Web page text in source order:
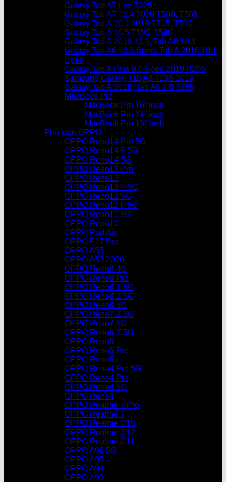
Galaxy Tab A7 Lite T225
Galaxy Tab A7 10.4 2020 T500, T505
Galaxy Tab A 10.1 2019 T515, T510
Galaxy Tab A 10.5 T595, T590
Galaxy Tab A 2016 10.1, Tab A6 10.1
Galaxy Tab A6 10.1 Spen, Tab A 2016 10.1
Spen
Galaxy Tab A Plus 8.0 Spen 2019 P205
Samsung Galaxy Tab A8 T295 2019
Galaxy Tab A 2016, Tab A6 7.0 T285
MacBook Pro
MacBook Pro 16” inch
MacBook Pro 14” inch
MacBook Pro 13″ inch
Phụ kiện OPPO
OPPO Reno14 Pro 5G
OPPO Reno14 F 5G
OPPO Reno14 5G
OPPO Reno13 Pro
OPPO Reno13
OPPO Reno12 F 5G
OPPO Reno12 5G
OPPO Reno11 F 5G
OPPO Reno11 5G
OPPO Reno10
OPPO Pad Air
OPPO F17 Pro
OPPO A55
OPPO A53 2020
OPPO Reno8 4G
OPPO Reno8 Pro
OPPO Reno8 T 5G
OPPO Reno8 Z 5G
OPPO Reno8 5G
OPPO Reno7 Z 5G
OPPO Reno7 5G
OPPO Reno6 Z 5G
OPPO Reno6
OPPO Reno5 Pro
OPPO Reno5
OPPO Reno4 Pro 5G
OPPO Reno4 Pro
OPPO Reno4 5G
OPPO Reno4
OPPO Realme 7 Pro
OPPO Realme 7
OPPO Realme C15
OPPO Realme C12
OPPO Realme C11
OPPO A96 5G
OPPO A95
OPPO A94
OPPO A93